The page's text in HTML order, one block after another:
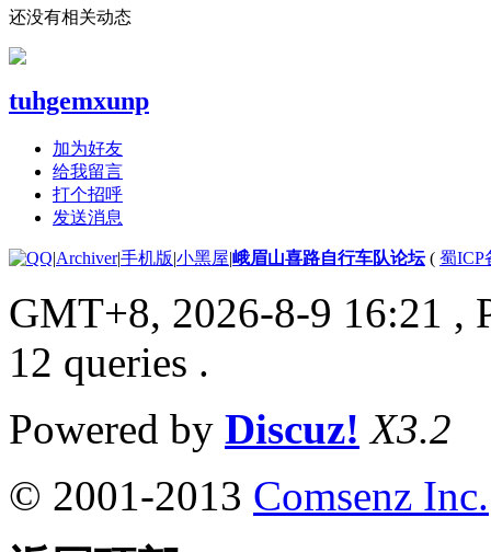
还没有相关动态
tuhgemxunp
加为好友
给我留言
打个招呼
发送消息
|Archiver|手机版|小黑屋|峨眉山喜路自行车队论坛( 蜀ICP
GMT+8, 2026-8-9 16:21 ,
12 queries .
Powered by Discuz! X3.2
© 2001-2013 Comsenz Inc.